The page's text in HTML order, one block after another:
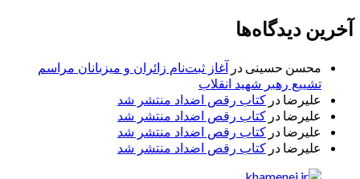
آخرین دیدگاه‌ها
محسن حسینی در آغاز ثبت‌نام زائران و میزبانان مراسم
تشییع رهبر شهید انقلاب
علیرضا در کتاب رقص اضداد منتشر شد
علیرضا در کتاب رقص اضداد منتشر شد
علیرضا در کتاب رقص اضداد منتشر شد
علیرضا در کتاب رقص اضداد منتشر شد